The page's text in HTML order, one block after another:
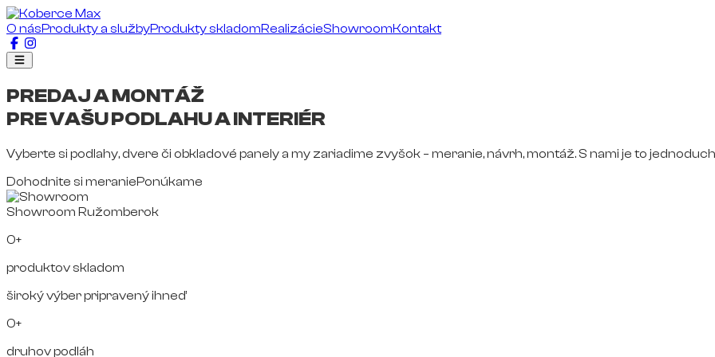
O násProdukty a službyProdukty skladomRealizácieShowroomKontakt
PREDAJ A MONTÁŽ
PRE VAŠU PODLAHU A INTERIÉR
Vyberte si podlahy, dvere či obkladové panely a my zariadime zvyšok – meranie, návrh, montáž. S nami je to
Dohodnite si meraniePonúkame
Showroom Ružomberok
0+
produktov skladom
široký výber pripravený ihneď
0+
druhov podláh